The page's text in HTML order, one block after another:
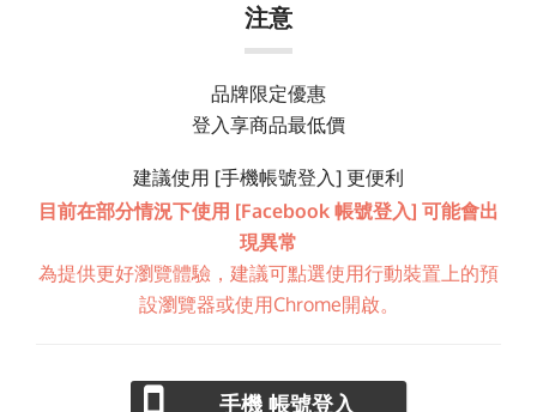
注意
品牌限定優惠
登入享商品最低價
建議使用 [手機帳號登入] 更便利
目前在部分情況下使用 [Facebook 帳號登入] 可能會出
現異常
為提供更好瀏覽體驗，建議可點選使用行動裝置上的預
設瀏覽器或使用Chrome開啟。
手機 帳號登入